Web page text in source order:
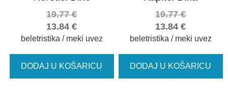
13.84€
19.77€
beletristika / meki uvez
DODAJ U KOŠARICU
13.84€
19.77€
beletristika / meki uvez
DODAJ U KOŠARICU